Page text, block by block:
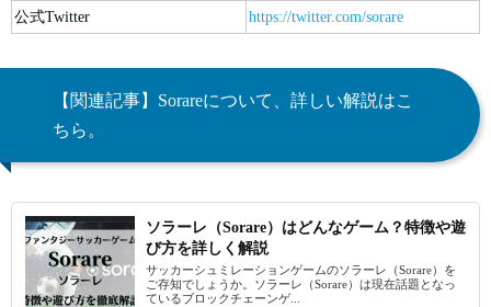
公式Twitter
https://twitter.com/sorare
【関連記事】Sorareについて、詳しい解説はこ
ちら。
ソラーレ（Sorare）はどんなゲーム？特徴や遊
び方を詳しく解説
サッカーシュミレーションゲームのソラーレ（Sorare）を
ご存知でしょうか。ソラーレ（Sorare）は現在話題となっ
ているブロックチェーンゲ...